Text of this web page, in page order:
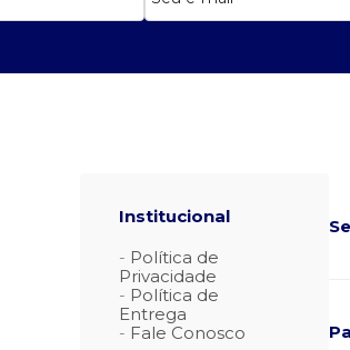
Institucional
Política de
Privacidade
Política de
Entrega
Fale Conosco